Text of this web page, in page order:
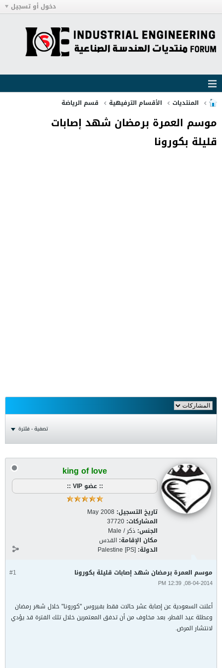
دخول أو تسجيل
المنتديات الأقسام الترفيهية قسم الرياضة
موسم العمرة برمضان شهد إصابات
قليلة بكورونا
تصفية - فلترة
king of love
:: عضو VIP ::
تاريخ التسجيل: May 2008
المشاركات: 37720
الجنس: ذكر / Male
مكان الإقامة: القدس
الدولة: Palestine [PS]
#1 موسم العمرة برمضان شهد إصابات قليلة بكورونا
08-04-2014, 12:39 PM
أعلنت السعودية عن إصابة عشر حالات فقط بفيروس "كورونا" خلال شهر رمضان
وعطلة عيد الفطر، بعد مخاوف من أن تدفق المعتمرين خلال تلك الفترة قد يؤدي
لانتشار المرض.